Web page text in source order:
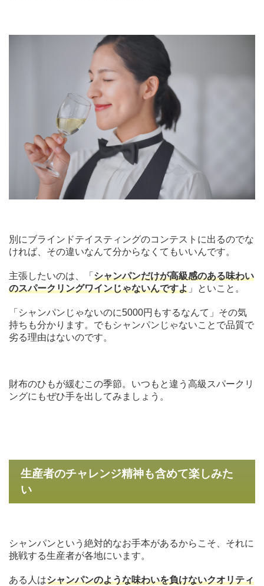
別にブラインドテイスティングのコンテストに出るのでな
ければ、その違いなんて分からなくてもいいんです。
主張したいのは、「 シャンパンだけが高級感のある味わい
のスパークリングワインじゃないんですよ 」といこと。
「シャンパンじゃないのに5000円もするなんて」その気
持ちも分かります。でもシャンパンじゃないことで品質で
劣る理由はないのです。
財布のひもが緩むこの季節。いつもと違う高級スパークリ
ングにもぜひ手を出してみましょう。
生産者のチャレンジ精神も含めて楽しみた
い
シャンパンという絶対的なお手本があるからこそ、それに
挑戦する生産者が各地にいます。
ある人はシャンパンのような味わいを負けないクオリティ